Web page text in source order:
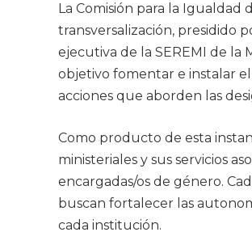
La Comisión para la
transversalización, presidido
ejecutiva de la SEREMI de la
objetivo fomentar e instalar
acciones que aborden las
Como producto de esta
ministeriales y sus servicios
encargadas/os de género.
buscan fortalecer las
cada institución.